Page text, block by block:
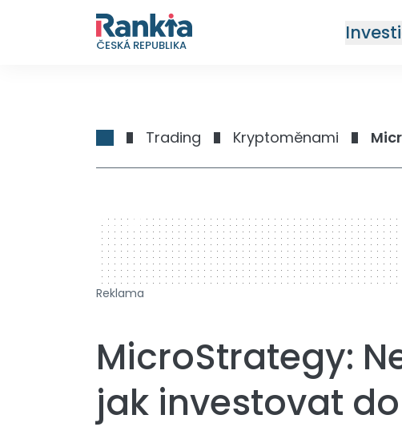
ČESKÁ REPUBLIKA
Trading Kryptoměnami
728 x 90
Reklama
MicroStrategy:
jak investovat